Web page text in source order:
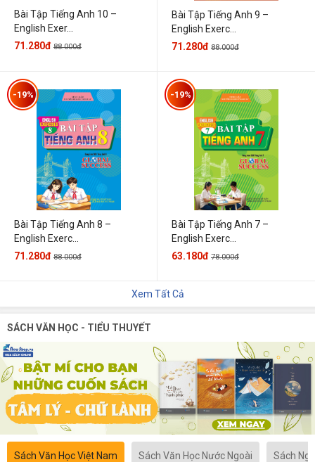
Bài Tập Tiếng Anh 10 –
English Exer...
71.280đ 88.000đ
Bài Tập Tiếng Anh 9 –
English Exerc...
71.280đ 88.000đ
Bài Tập Tiếng Anh 8 –
English Exerc...
-19%
71.280đ 88.000đ
Bài Tập Tiếng Anh 7 –
English Exerc...
-19%
63.180đ 78.000đ
Xem Tất Cả
SÁCH VĂN HỌC - TIỂU THUYẾT
Sách Văn Học Việt Nam Sách Văn Học Nước Ngoài Sách